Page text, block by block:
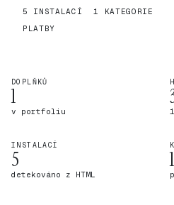
5 INSTALACÍ
1 KATEGORIE
PLATBY
DOPLŇKŮ
1
v portfoliu
INSTALACÍ
5
detekováno z HTML
1